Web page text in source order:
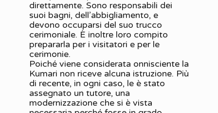
direttamente. Sono responsabili dei
suoi bagni, dell’abbigliamento, e
devono occuparsi del suo trucco
cerimoniale. È inoltre loro compito
prepararla per i visitatori e per le
cerimonie.
Poiché viene considerata onnisciente la
Kumari non riceve alcuna istruzione. Più
di recente, in ogni caso, le è stato
assegnato un tutore, una
modernizzazione che si è vista